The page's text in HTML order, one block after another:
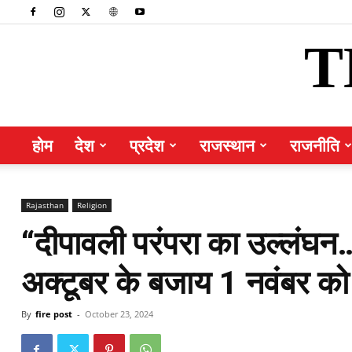
होम देश प्रदेश राजस्थान राजनीति
Rajasthan Religion
“दीपावली परंपरा का
अक्टूबर के बजाय 1 नवंबर को
By fire post - October 23, 2024